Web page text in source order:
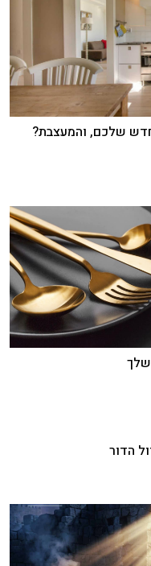
שלכם, והמעצבת?
שלך
הדור